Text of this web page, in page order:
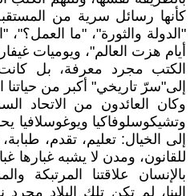
كأنها رسائل سرية من
"الدولة والثورة"، "ما
أيام هزت العالم"، ويوميات
الكتب مجرد معرفة، بل كانت
إلى"سرّ تاريخي" أكبر من حياتنا
وكان العائدون من الاتحاد
وتشيكوسلوفاكيا ويوغوسلافيا
إلى الخيال: تعليم، تقدم،
للقانون، ومدن لا يشبه غبارها
بالإنسان علاقتنا المرتبكة
إلينا، لم تكن تلك البلاد